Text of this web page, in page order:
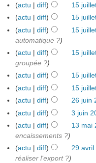
(actu |diff) 15
(actu |diff) 15
(actu |diff) 15
automatique ?)
(actu |diff) 15
groupée ?)
(actu |diff) 15
(actu |diff) 15
(actu |diff) 26 juin
(actu |diff) 3 juin
(actu |diff) 13 mai
encaissements ?)
(actu |diff) 29 avril
réaliser l'export ?)